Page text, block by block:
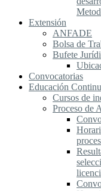
Extensión
ANFADE
Bolsa de
Bufete
Convocatorias
Educación
Cursos de
Proceso de